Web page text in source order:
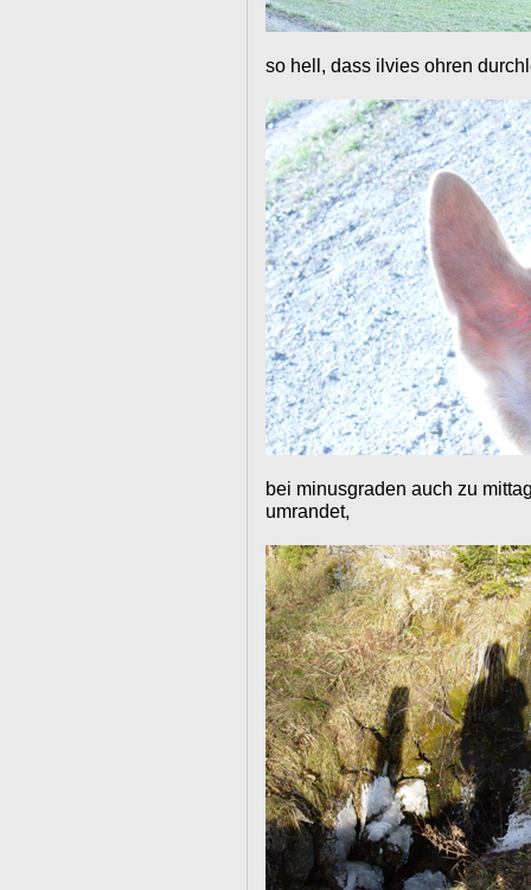
so hell, dass ilvies ohren
bei minusgraden auch zu
umrandet,